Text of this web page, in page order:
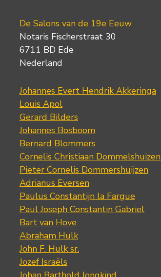
De Salons van de 19e Eeuw
Notaris Fischerstraat 30
6711 BD Ede
Nederland
Johannes Evert Hendrik Akkeringa
Louis Apol
Gerard Bilders
Johannes Bosboom
Bernard Blommers
Cornelis Christiaan Dommelshuizen
Pieter Cornelis Dommershuijzen
Adrianus Eversen
Paulus Constantijn la Fargue
Paul Joseph Constantin Gabriel
Bart van Hove
Abraham Hulk
John F. Hulk sr.
Jozef Israëls